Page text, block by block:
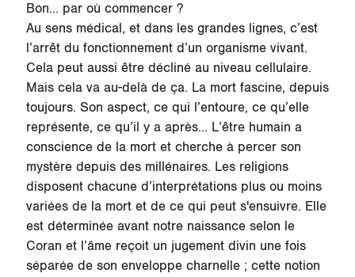
Bon… par où commencer ?
Au sens médical, et dans les grandes lignes, c’est
l’arrêt du fonctionnement d’un organisme vivant.
Cela peut aussi être décliné au niveau cellulaire.
Mais cela va au-delà de ça. La mort fascine, depuis
toujours. Son aspect, ce qui l’entoure, ce qu’elle
représente, ce qu’il y a après… L’être humain a
conscience de la mort et cherche à percer son
mystère depuis des millénaires. Les religions
disposent chacune d’interprétations plus ou moins
variées de la mort et de ce qui peut s'ensuivre. Elle
est déterminée avant notre naissance selon le
Coran et l’âme reçoit un jugement divin une fois
séparée de son enveloppe charnelle ; cette notion